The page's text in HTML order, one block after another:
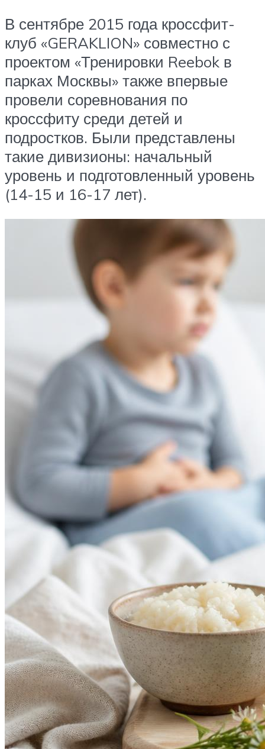
В сентябре 2015 года кроссфит-
клуб «GERAKLION» совместно с
проектом «Тренировки Reebok в
парках Москвы» также впервые
провели соревнования по
кроссфиту среди детей и
подростков. Были представлены
такие дивизионы: начальный
уровень и подготовленный уровень
(14-15 и 16-17 лет).